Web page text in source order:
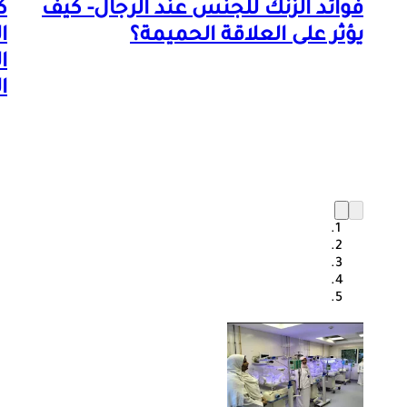
فوائد الزنك للجنس عند الرجال- كيف
يؤثر على العلاقة الحميمة؟